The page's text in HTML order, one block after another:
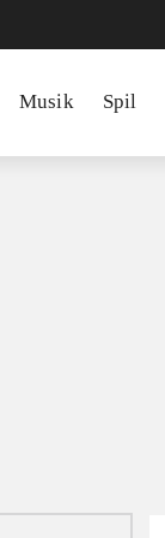
Musik Spil